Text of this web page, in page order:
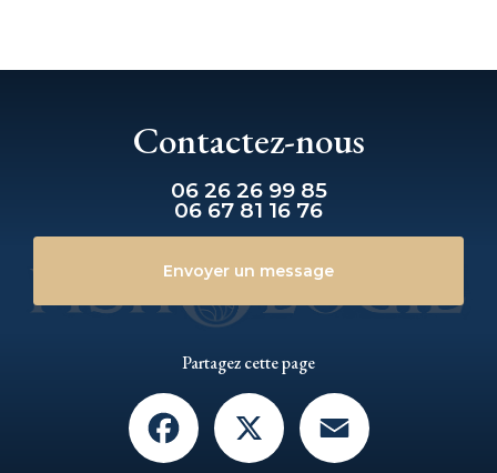
Contactez-nous
06 26 26 99 85
06 67 81 16 76
Envoyer un message
Partagez cette page
Facebook